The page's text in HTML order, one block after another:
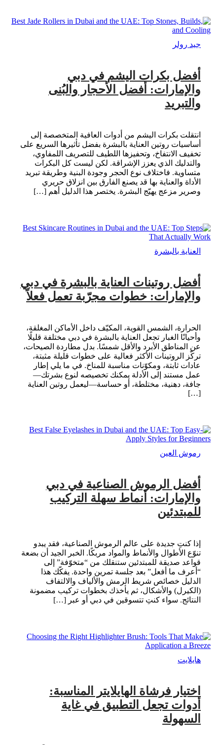
جيد رولر
أفضل بكرات اليشم في دبي
والإمارات: أفضل الأحجار والبُنى
والتبريد
انتقلت بكرات اليشم من أدوات العافية المتخصصة إلى
أساسيات روتين العناية بالبشرة بفضل تأثيرها السريع على
تخفيف الانتفاخ، وتحفيزها اللطيف للتصريف اللمفاوي،
والتدليك الذي يعزز الإشراقة. لكن ليست كل البكرات
متساوية. فاختلاف نوع الحجر وجودة البنية وطريقة تبريد
الأداة والعناية بها قد يصنع الفارق بين انزلاق حريري
وصرير مزعج يهيّج البشرة. يختصر هذا الدليل أهم […]
العناية بالبشرة
أفضل روتينات العناية بالبشرة في دبي
والإمارات: خطوات مجرّبة تعمل فعلاً
الحرارة، الشمس القوية، المكيّف داخل الأماكن المغلقة،
وأحيانًا الغبار تجعل العناية بالبشرة في دبي مختلفة قليلًا
عن المناطق الأبرد والأقل شمسًا. بدل مطاردة الصيحات،
تركّز الروتينات الأكثر فعالية على خطوات قليلة مثبتة،
عادات ثابتة، ومكوّنات مناسبة للمناخ. في ما يلي إطار
عمل مستند إلى الأدلة يمكنك تخصيصه لنوع بشرتك—
جافة، دهنية، مختلطة، أو حساسة—ليعمل روتين العناية
[…]
رموش العين
أفضل الرموش الصناعية في دبي
والإمارات: أنماط سهلة التركيب
للمبتدئين
إذا كنتِ جديدة على عالم الرموش الصناعية، فقد يبدو
تنوّع الأطوال والأنماط والمواد مربكًا. الخبر الجيد أن بضعة
قواعد صديقة للمبتدئين ستنقلك من “متخوّفة” إلى
“أعرف ما أفعل” بعد جلسة تمرين واحدة. يفكّك هذا
الدليل خصائص شريط الرمش والألياف والالتفاف
(الكيرل) والأشكال، ثم يأخذك بخطوات تركيب مضمونة
النتائج. سواء كنتِ تتسوقين في دبي أو عبر […]
هايلايت
اختيار فرشاة الهايلايتر المناسبة:
أدوات تجعل التطبيق في غاية
السهولة